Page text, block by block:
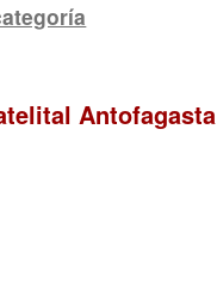
Antofagasta